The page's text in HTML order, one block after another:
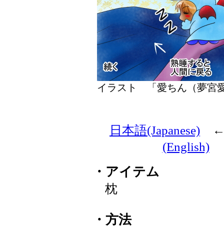
イラスト 「愛ちん（夢
日本語(Japanese)
(English)
・アイテム
枕
・方法